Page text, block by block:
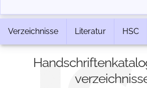
Verzeichnisse Literatur HSC